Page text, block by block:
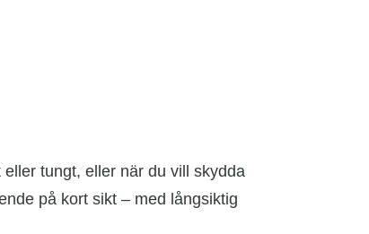
tungt, eller när du vill skydda
på kort sikt – med långsiktig